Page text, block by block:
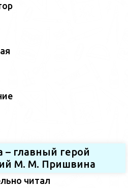
– главный герой
М. М. Пришвина
читал